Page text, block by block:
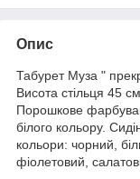
Опис
Табурет Муза "
Висота стільця 45
Порошкове
білого кольору.
кольори: чорний,
фіолетовий,